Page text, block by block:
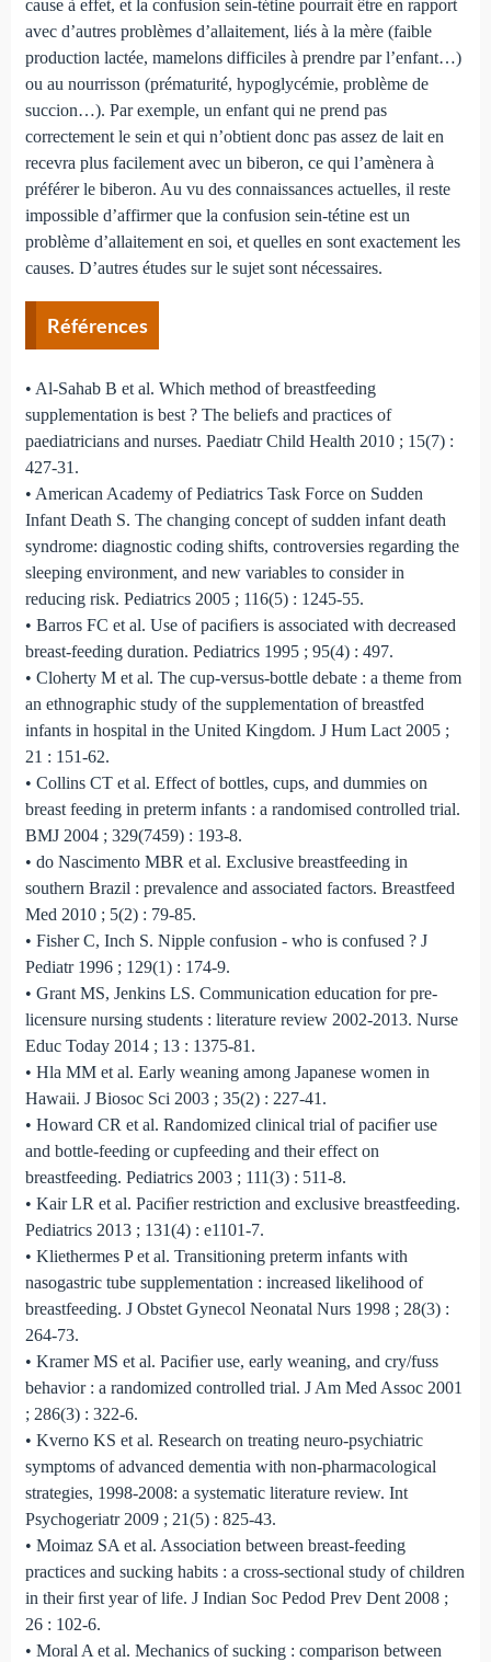
cause à effet, et la confusion sein-tétine pourrait être en rapport
avec d’autres problèmes d’allaitement, liés à la mère (faible
production lactée, mamelons difficiles à prendre par l’enfant…)
ou au nourrisson (prématurité, hypoglycémie, problème de
succion…). Par exemple, un enfant qui ne prend pas
correctement le sein et qui n’obtient donc pas assez de lait en
recevra plus facilement avec un biberon, ce qui l’amènera à
préférer le biberon. Au vu des connaissances actuelles, il reste
impossible d’affirmer que la confusion sein-tétine est un
problème d’allaitement en soi, et quelles en sont exactement les
causes. D’autres études sur le sujet sont nécessaires.
Références
• Al-Sahab B et al. Which method of breastfeeding
supplementation is best ? The beliefs and practices of
paediatricians and nurses. Paediatr Child Health 2010 ; 15(7) :
427-31.
• American Academy of Pediatrics Task Force on Sudden
Infant Death S. The changing concept of sudden infant death
syndrome: diagnostic coding shifts, controversies regarding the
sleeping environment, and new variables to consider in
reducing risk. Pediatrics 2005 ; 116(5) : 1245-55.
• Barros FC et al. Use of paciﬁers is associated with decreased
breast-feeding duration. Pediatrics 1995 ; 95(4) : 497.
• Cloherty M et al. The cup-versus-bottle debate : a theme from
an ethnographic study of the supplementation of breastfed
infants in hospital in the United Kingdom. J Hum Lact 2005 ;
21 : 151-62.
• Collins CT et al. Effect of bottles, cups, and dummies on
breast feeding in preterm infants : a randomised controlled trial.
BMJ 2004 ; 329(7459) : 193-8.
• do Nascimento MBR et al. Exclusive breastfeeding in
southern Brazil : prevalence and associated factors. Breastfeed
Med 2010 ; 5(2) : 79-85.
• Fisher C, Inch S. Nipple confusion - who is confused ? J
Pediatr 1996 ; 129(1) : 174-9.
• Grant MS, Jenkins LS. Communication education for pre-
licensure nursing students : literature review 2002-2013. Nurse
Educ Today 2014 ; 13 : 1375-81.
• Hla MM et al. Early weaning among Japanese women in
Hawaii. J Biosoc Sci 2003 ; 35(2) : 227-41.
• Howard CR et al. Randomized clinical trial of paciﬁer use
and bottle-feeding or cupfeeding and their effect on
breastfeeding. Pediatrics 2003 ; 111(3) : 511-8.
• Kair LR et al. Paciﬁer restriction and exclusive breastfeeding.
Pediatrics 2013 ; 131(4) : e1101-7.
• Kliethermes P et al. Transitioning preterm infants with
nasogastric tube supplementation : increased likelihood of
breastfeeding. J Obstet Gynecol Neonatal Nurs 1998 ; 28(3) :
264-73.
• Kramer MS et al. Paciﬁer use, early weaning, and cry/fuss
behavior : a randomized controlled trial. J Am Med Assoc 2001
; 286(3) : 322-6.
• Kverno KS et al. Research on treating neuro-psychiatric
symptoms of advanced dementia with non-pharmacological
strategies, 1998-2008: a systematic literature review. Int
Psychogeriatr 2009 ; 21(5) : 825-43.
• Moimaz SA et al. Association between breast-feeding
practices and sucking habits : a cross-sectional study of children
in their ﬁrst year of life. J Indian Soc Pedod Prev Dent 2008 ;
26 : 102-6.
• Moral A et al. Mechanics of sucking : comparison between